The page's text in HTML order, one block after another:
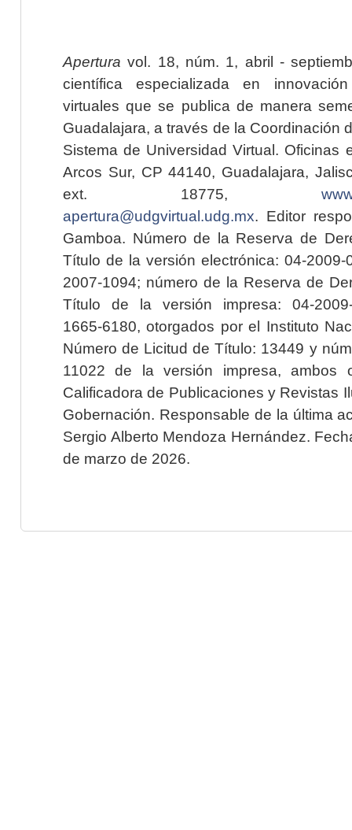
Apertura vol. 18, núm. 1, abril -
científica especializada en
virtuales que se publica de manera
Guadalajara, a través de la Coordinación
Sistema de Universidad Virtual. Oficinas
Arcos Sur, CP 44140, Guadalajara,
ext. 18775,
apertura@udgvirtual.udg.mx. Editor
Gamboa. Número de la Reserva de
Título de la versión electrónica: 04-2009-
2007-1094; número de la Reserva de
Título de la versión impresa: 04-2009-
1665-6180, otorgados por el Instituto
Número de Licitud de Título: 13449 y
11022 de la versión impresa, ambos
Calificadora de Publicaciones y Revistas
Gobernación. Responsable de la última
Sergio Alberto Mendoza Hernández.
de marzo de 2026.